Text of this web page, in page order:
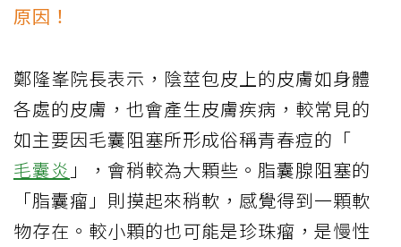
原因！
鄭隆峯院長表示，陰莖包皮上的皮膚如身體
各處的皮膚，也會產生皮膚疾病，較常見的
如主要因毛囊阻塞所形成俗稱青春痘的「
毛囊炎 」，會稍較為大顆些。脂囊腺阻塞的
「脂囊瘤」則摸起來稍軟，感覺得到一顆軟
物存在。較小顆的也可能是珍珠瘤，是慢性